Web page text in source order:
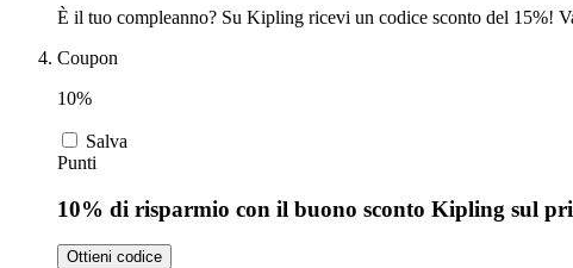
È il tuo compleanno? Su Kipling ricevi un codice sconto del 15%!
Coupon
10%
Salva
Punti
10% di risparmio con il buono sconto Kipling sul
Ottieni codice